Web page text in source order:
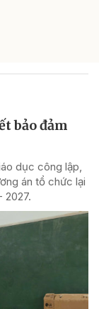
bảo đảm
dục công lập,
án tổ chức lại
2027.